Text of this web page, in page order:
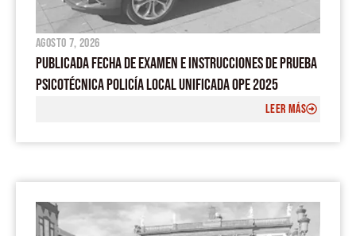
agosto 7, 2026
PUBLICADA FECHA DE EXAMEN E INSTRUCCIONES DE PRUEBA
PSICOTÉCNICA POLICÍA LOCAL UNIFICADA OPE 2025
LEER MÁS